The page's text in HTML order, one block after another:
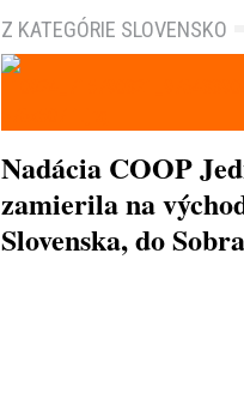
Z KATEGÓRIE SLOVENSKO
Nadácia COOP
zamierila na
Slovenska, do